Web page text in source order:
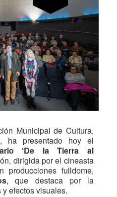
Municipal de Cultura,
ha presentado hoy el
‘De la Tierra al
dirigida por el cineasta
producciones fulldome,
, que destaca por la
efectos visuales.